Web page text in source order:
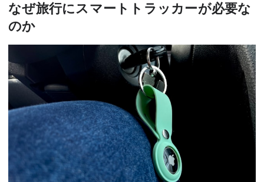
なぜ旅行にスマートトラッカーが必要な
のか